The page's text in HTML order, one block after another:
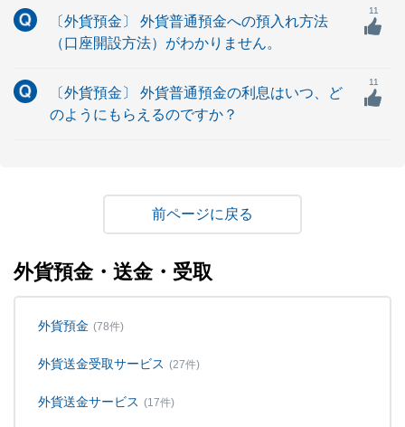
〔外貨預金〕 外貨普通預金への預入れ方法
（口座開設方法）がわかりません。
11
〔外貨預金〕 外貨普通預金の利息はいつ、ど
のようにもらえるのですか？
11
戻る
外貨預金・送金・受取
外貨預金 (78件)
外貨送金受取サービス (27件)
外貨送金サービス (17件)